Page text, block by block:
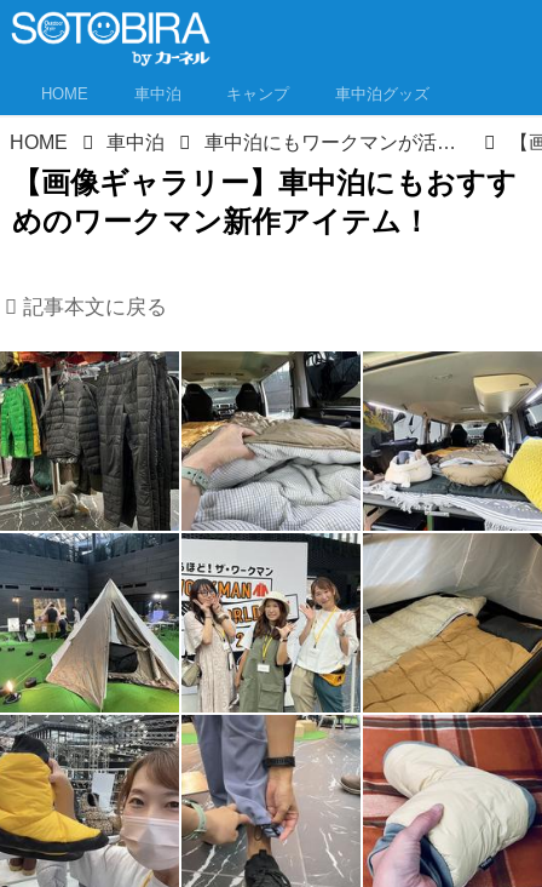
HOME 車中泊 キャンプ 車中泊グッズ
HOME 車中泊 車中泊にもワークマンが活躍の予感！ワークマン新作発表会で車中泊女子が欲しい＆実際に買った5つのアイテム
【画像ギャラリー】車中泊にもおすす
めのワークマン新作アイテム！
記事本文に戻る